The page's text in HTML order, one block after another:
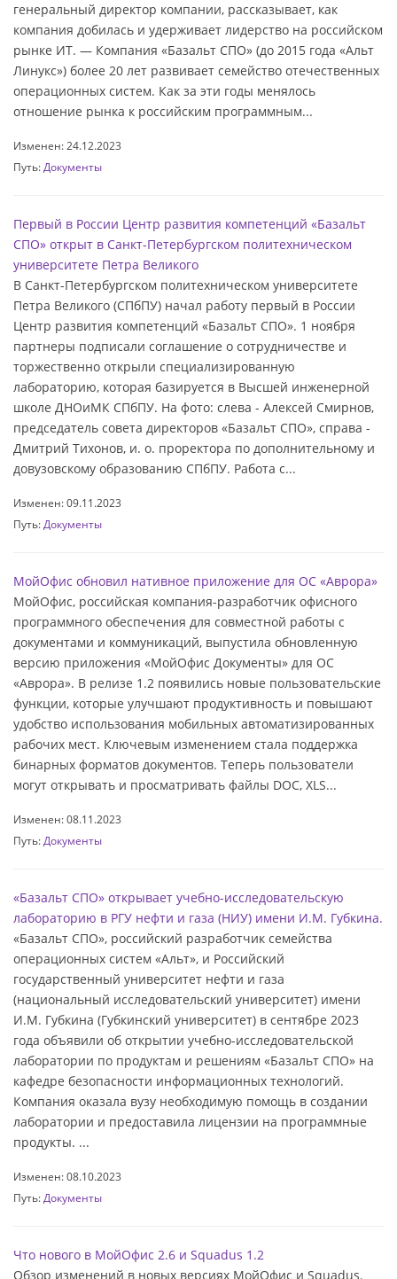
генеральный директор компании, рассказывает, как
компания добилась и удерживает лидерство на российском
рынке ИТ. — Компания «Базальт СПО» (до 2015 года «Альт
Линукс») более 20 лет развивает семейство отечественных
операционных систем. Как за эти годы менялось
отношение рынка к российским программным...
Изменен: 24.12.2023
Путь: Документы
Первый в России Центр развития компетенций «Базальт
СПО» открыт в Санкт-Петербургском политехническом
университете Петра Великого
В Санкт-Петербургском политехническом университете
Петра Великого (СПбПУ) начал работу первый в России
Центр развития компетенций «Базальт СПО». 1 ноября
партнеры подписали соглашение о сотрудничестве и
торжественно открыли специализированную
лабораторию, которая базируется в Высшей инженерной
школе ДНОиМК СПбПУ. На фото: слева - Алексей Смирнов,
председатель совета директоров «Базальт СПО», справа -
Дмитрий Тихонов, и. о. проректора по дополнительному и
довузовскому образованию СПбПУ. Работа с...
Изменен: 09.11.2023
Путь: Документы
МойОфис обновил нативное приложение для ОС «Аврора»
МойОфис, российская компания-разработчик офисного
программного обеспечения для совместной работы с
документами и коммуникаций, выпустила обновленную
версию приложения «МойОфис Документы» для ОС
«Аврора». В релизе 1.2 появились новые пользовательские
функции, которые улучшают продуктивность и повышают
удобство использования мобильных автоматизированных
рабочих мест. Ключевым изменением стала поддержка
бинарных форматов документов. Теперь пользователи
могут открывать и просматривать файлы DOC, XLS...
Изменен: 08.11.2023
Путь: Документы
«Базальт СПО» открывает учебно-исследовательскую
лабораторию в РГУ нефти и газа (НИУ) имени И.М. Губкина.
«Базальт СПО», российский разработчик семейства
операционных систем «Альт», и Российский
государственный университет нефти и газа
(национальный исследовательский университет) имени
И.М. Губкина (Губкинский университет) в сентябре 2023
года объявили об открытии учебно-исследовательской
лаборатории по продуктам и решениям «Базальт СПО» на
кафедре безопасности информационных технологий.
Компания оказала вузу необходимую помощь в создании
лаборатории и предоставила лицензии на программные
продукты. ...
Изменен: 08.10.2023
Путь: Документы
Что нового в МойОфис 2.6 и Squadus 1.2
Обзор изменений в новых версиях МойОфис и Squadus.